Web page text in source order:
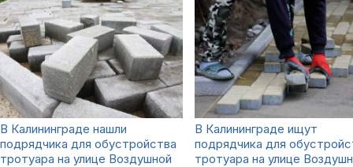
В Калининграде нашли
подрядчика для обустройства
тротуара на улице Воздушной
В Калининграде ищут
подрядчика для
тротуара на улице